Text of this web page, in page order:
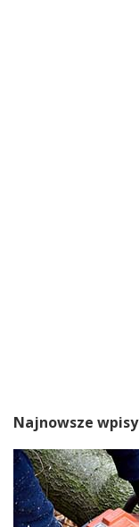
Najnowsze wpisy